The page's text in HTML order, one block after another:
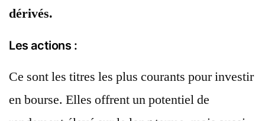
dérivés.
Les actions :
Ce sont les titres les plus courants pour investir
en bourse. Elles offrent un potentiel de